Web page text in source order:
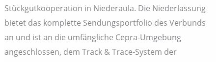
Stückgutkooperation in Niederaula. Die Niederlassung
bietet das komplette Sendungsportfolio des Verbunds
an und ist an die umfängliche Cepra-Umgebung
angeschlossen, dem Track & Trace-System der